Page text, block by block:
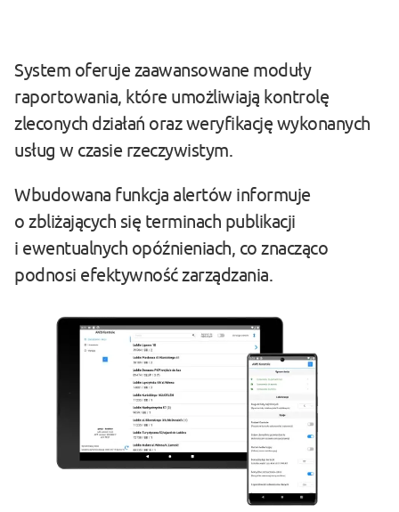
System oferuje zaawansowane moduły
raportowania, które umożliwiają kontrolę
zleconych działań oraz weryfikację wykonanych
usług w czasie rzeczywistym.
Wbudowana funkcja alertów informuje
o zbliżających się terminach publikacji
i ewentualnych opóźnieniach, co znacząco
podnosi efektywność zarządzania.